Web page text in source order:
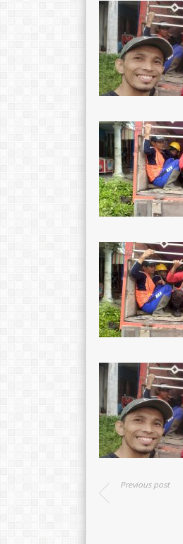
Previous post
Wonogiri,23 Maret 1982
Islam
GTY
Kepala Sekolah